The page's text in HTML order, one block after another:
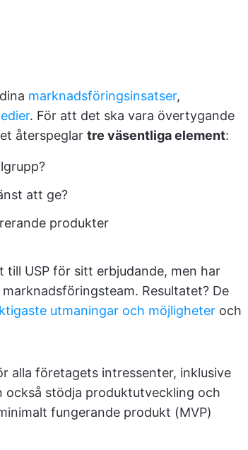
marknadsföringsinsatser,
. För att det ska vara övertygande
återspeglar tre väsentliga element:
att ge?
produkter
USP för sitt erbjudande, men har
Resultatet? De
utmaningar och möjligheter och
alla företagets intressenter, inklusive
också stödja produktutveckling och
fungerande produkt (MVP)